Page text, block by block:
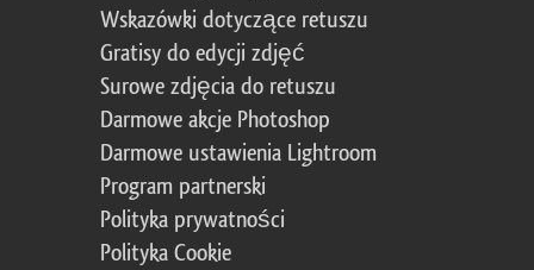
Wskazówki dotyczące retuszu
Gratisy do edycji zdjęć
Surowe zdjęcia do retuszu
Darmowe akcje Photoshop
Darmowe ustawienia Lightroom
Program partnerski
Polityka prywatności
Polityka Cookie